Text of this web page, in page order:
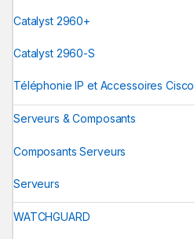
Catalyst 2960+
Catalyst 2960-S
Téléphonie IP et Accessoires Cisco
Serveurs & Composants
Composants Serveurs
Serveurs
WATCHGUARD